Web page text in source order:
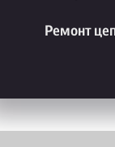
Ремонт